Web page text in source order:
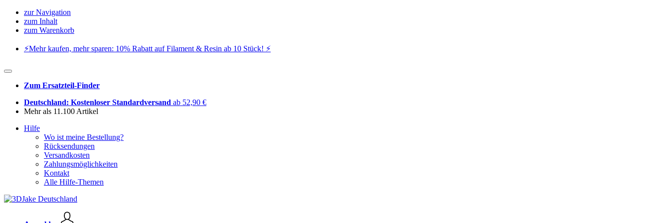
zur Navigation
zum Inhalt
zum Warenkorb
⚡️Mehr kaufen, mehr sparen: 10% Rabatt auf Filament & Resin ab 10 Stück! ⚡️
Zum Ersatzteil-Finder
Deutschland: Kostenloser Standardversand ab 52,90 €
Mehr als 11.100 Artikel
Hilfe
Wo ist meine Bestellung?
Rücksendungen
Versandkosten
Zahlungsmöglichkeiten
Kontakt
Alle Hilfe-Themen